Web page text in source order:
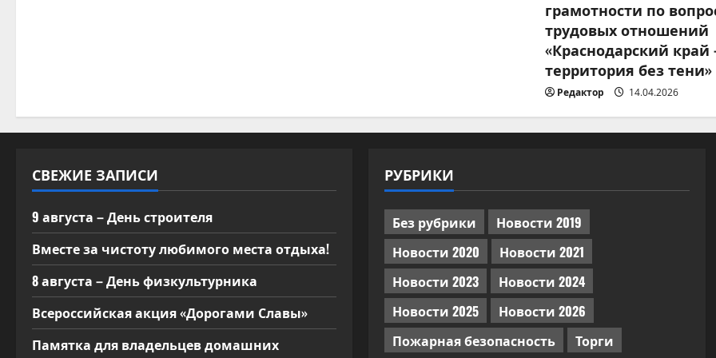
я
м
грамотности по
трудовых отношений
«Краснодарский
территория без тени»
Редактор 14.04.2026
СВЕЖИЕ ЗАПИСИ
9 августа – День строителя
Вместе за чистоту любимого места отдыха!
8 августа – День физкультурника
Всероссийская акция «Дорогами Славы»
Памятка для владельцев домашних
РУБРИКИ
Без рубрики
Новости 2019
Новости 2020
Новости 2021
Новости 2023
Новости 2024
Новости 2025
Новости 2026
Пожарная безопасность
Торги